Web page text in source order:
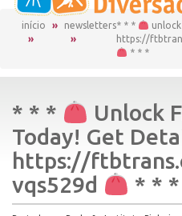
início newsletters* * *
https://
* * *
* * *
Unlock
Today! Get
https://
vqs529d
* * *